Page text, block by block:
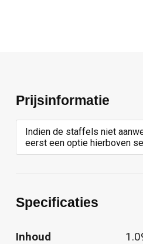
Prijsinformatie
Indien de staffels niet
eerst een optie hierboven
Specificaties
Inhoud